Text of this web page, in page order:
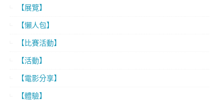
【展覽】
【懶人包】
【比賽活動】
【活動】
【電影分享】
【體驗】